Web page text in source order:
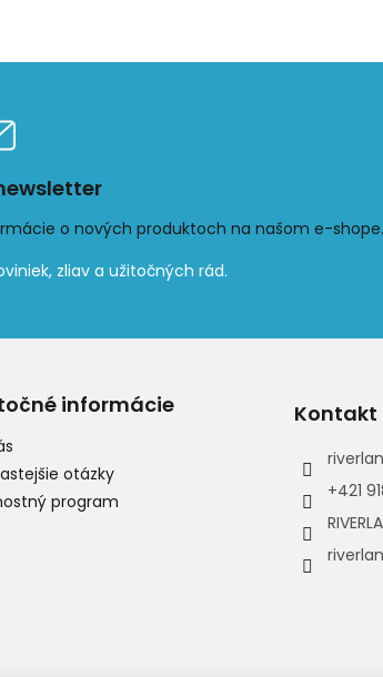
o nových produktoch na našom e-shope.
informácie
otázky
program
Kontakt
+421